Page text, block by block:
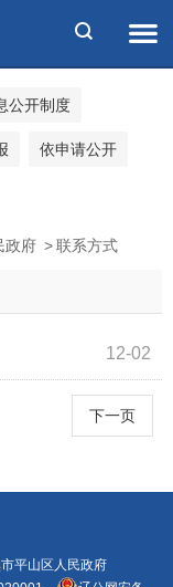
公开制度
依申请公开
政府 > 联系方式
12-02
下一页
平山区人民政府